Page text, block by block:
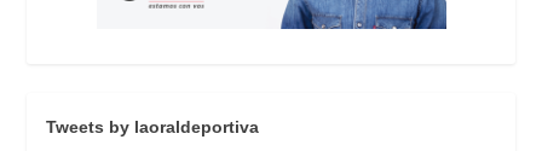
Tweets by laoraldeportiva